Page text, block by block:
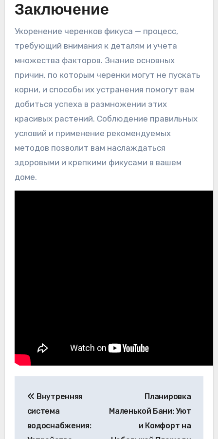
Заключение
Укоренение черенков фикуса — процесс,
требующий внимания к деталям и учета
множества факторов. Знание основных
причин, по которым черенки могут не пускать
корни, и способы их устранения помогут вам
добиться успеха в размножении этих
красивых растений. Соблюдение правильных
условий и применение рекомендуемых
методов позволит вам наслаждаться
здоровыми и крепкими фикусами в вашем
доме.
по
записям
Внутренняя
система
водоснабжения:
Планировка
Маленькой Бани: Уют
и Комфорт на